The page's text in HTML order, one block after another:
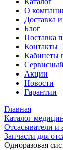
О
Доставка
Блог
Поставка
Контакты
Кабинеты
Акции
Новости
Гарантии
Главная
Каталог
Отсасыватели и
Запчасти для
Одноразовая